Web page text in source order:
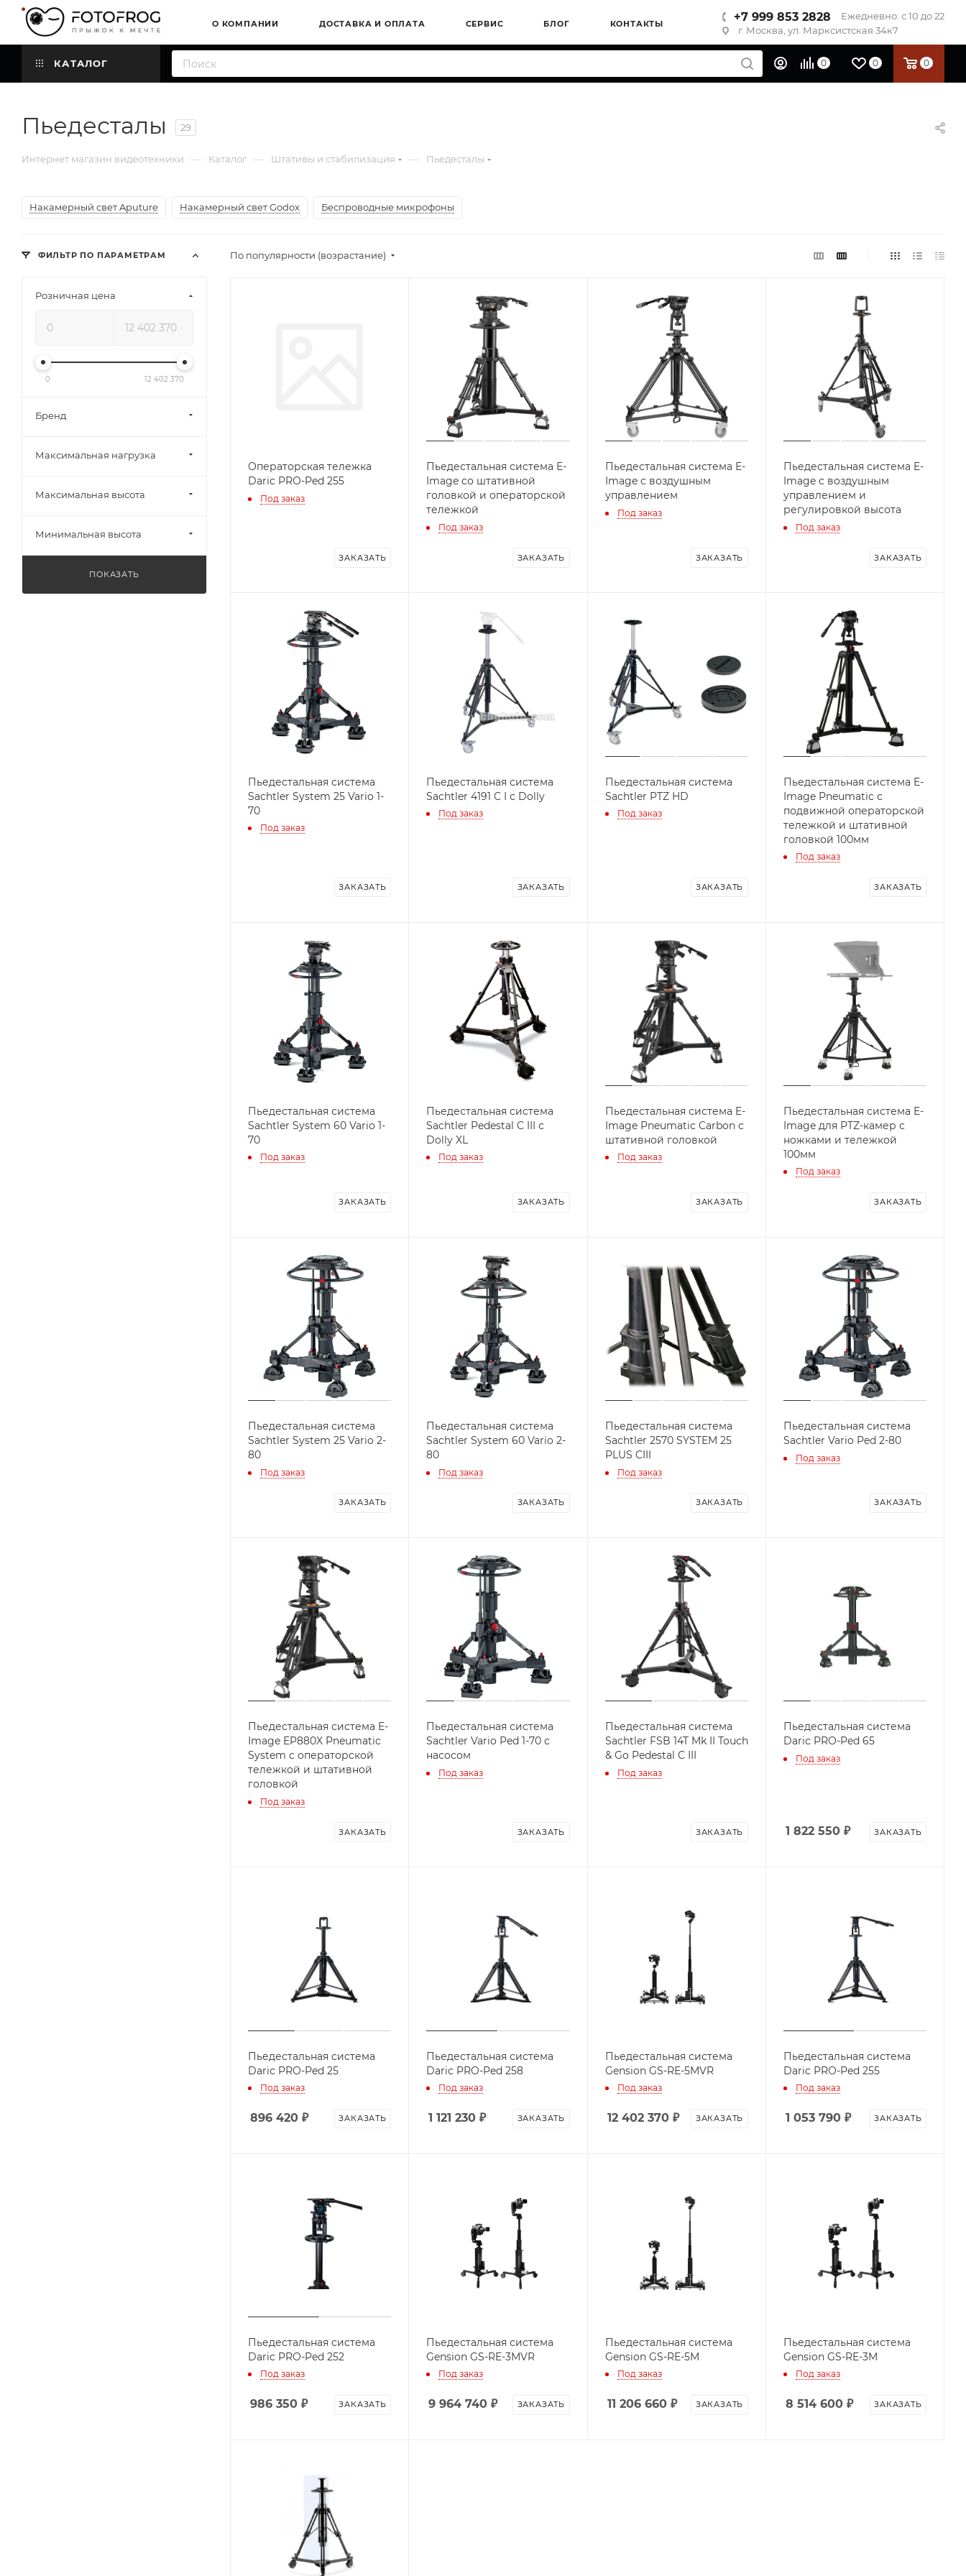
О КОМПАНИИ ДОСТАВКА И ОПЛАТА СЕРВИС БЛОГ КОНТАКТЫ
+7 999 853 2828
Ежедневно: с 10 до 22
г. Москва, ул. Марксистская 34к7
КАТАЛОГ 0 0 0
Пьедесталы 29
Интернет магазин видеотехники — Каталог — Штативы и стабилизация — Пьедесталы
Накамерный свет Aputure Накамерный свет Godox Беспроводные микрофоны
По популярности (возрастание)
Операторская тележка
Daric PRO-Ped 255
Под заказ
ЗАКАЗАТЬ
Пьедестальная система E-
Image со штативной
головкой и операторской
тележкой
Под заказ
ЗАКАЗАТЬ
Пьедестальная система E-
Image с воздушным
управлением
Под заказ
ЗАКАЗАТЬ
Пьедестальная система E-
Image с воздушным
управлением и
регулировкой высота
Под заказ
ЗАКАЗАТЬ
Пьедестальная система
Sachtler System 25 Vario 1-
70
Под заказ
ЗАКАЗАТЬ
Пьедестальная система
Sachtler 4191 C I с Dolly
Под заказ
ЗАКАЗАТЬ
Пьедестальная система
Sachtler PTZ HD
Под заказ
ЗАКАЗАТЬ
Пьедестальная система E-
Image Pneumatic с
подвижной операторской
тележкой и штативной
головкой 100мм
Под заказ
ЗАКАЗАТЬ
Пьедестальная система
Sachtler System 60 Vario 1-
70
Под заказ
ЗАКАЗАТЬ
Пьедестальная система
Sachtler Pedestal C III с
Dolly XL
Под заказ
ЗАКАЗАТЬ
Пьедестальная система E-
Image Pneumatic Carbon с
штативной головкой
Под заказ
ЗАКАЗАТЬ
Пьедестальная система E-
Image для PTZ-камер с
ножками и тележкой
100мм
Под заказ
ЗАКАЗАТЬ
Пьедестальная система
Sachtler System 25 Vario 2-
80
Под заказ
ЗАКАЗАТЬ
Пьедестальная система
Sachtler System 60 Vario 2-
80
Под заказ
ЗАКАЗАТЬ
Пьедестальная система
Sachtler 2570 SYSTEM 25
PLUS CIII
Под заказ
ЗАКАЗАТЬ
Пьедестальная система
Sachtler Vario Ped 2-80
Под заказ
ЗАКАЗАТЬ
Пьедестальная система E-
Image EP880X Pneumatic
System с операторской
тележкой и штативной
головкой
Под заказ
ЗАКАЗАТЬ
Пьедестальная система
Sachtler Vario Ped 1-70 с
насосом
Под заказ
ЗАКАЗАТЬ
Пьедестальная система
Sachtler FSB 14T Mk II Touch
& Go Pedestal C III
Под заказ
ЗАКАЗАТЬ
Пьедестальная система
Daric PRO-Ped 65
Под заказ
1 822 550₽ ЗАКАЗАТЬ
Пьедестальная система
Daric PRO-Ped 25
Под заказ
896 420 ₽ ЗАКАЗАТЬ
Пьедестальная система
Daric PRO-Ped 258
Под заказ
1 121 230 ₽ ЗАКАЗАТЬ
Пьедестальная система
Gension GS-RE-5MVR
Под заказ
12 402 370₽ ЗАКАЗАТЬ
Пьедестальная система
Daric PRO-Ped 255
Под заказ
1 053 790₽ ЗАКАЗАТЬ
Пьедестальная система
Daric PRO-Ped 252
Под заказ
986 350 ₽ ЗАКАЗАТЬ
Пьедестальная система
Gension GS-RE-3MVR
Под заказ
9 964 740 ₽ ЗАКАЗАТЬ
Пьедестальная система
Gension GS-RE-5M
Под заказ
11 206 660₽ ЗАКАЗАТЬ
Пьедестальная система
Gension GS-RE-3M
Под заказ
8 514 600₽ ЗАКАЗАТЬ
ФИЛЬТР ПО ПАРАМЕТРАМ
Розничная цена
0 12 402 370
Бренд
Максимальная нагрузка
Максимальная высота
Минимальная высота
ПОКАЗАТЬ